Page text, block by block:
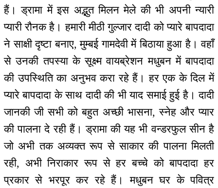
हैं। ड्रामा में इस अद्भुत मिलन मेले की भी अपनी न्यारी
प्यारी रौनक है। हमारी मीठी गुल्जार दादी को प्यारे बापदादा
ने साक्षी दृष्टा बनाए, मुम्बई गामदेवी में बिठाया हुआ है। वहाँ
से उनकी तपस्या के सूक्ष्म वायब्रेशन मधुबन में बापदादा
की उपस्थिति का अनुभव करा रहे हैं। हर एक के दिल में
प्यारे बापदादा के साथ दादी की भी याद समाई हुई है। दादी
जानकी जी सभी को बहुत अच्छी भासना, स्नेह और प्यार
की पालना दे रही हैं। ड्रामा की यह भी वन्डरफुल सीन है
जो अभी तक अव्यक्त रूप से साकार की पालना मिलती
रही, अभी निराकार रूप से हर बच्चे को बापदादा हर
प्रकार से भरपूर कर रहे हैं। मधुबन घर के पवित्र